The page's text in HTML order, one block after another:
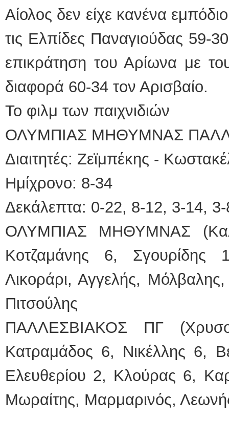
Αίολος δεν είχε κανένα
τις Ελπίδες Παναγιούδας 59-
επικράτηση του Αρίωνα με
διαφορά 60-34 τον Αρισβαίο.
Το φιλμ των παιχνιδιών
ΟΛΥΜΠΙΑΣ ΜΗΘΥΜΝΑΣ
Διαιτητές: Ζεϊμπέκης -
Ημίχρονο: 8-34
Δεκάλεπτα: 0-22, 8-12, 3-14,
ΟΛΥΜΠΙΑΣ ΜΗΘΥΜΝΑΣ
Κοτζαμάνης 6, Σγουρίδης
Λικοράρι, Αγγελής,
Πιτσούλης
ΠΑΛΛΕΣΒΙΑΚΟΣ ΠΓ
Κατραμάδος 6, Νικέλλης 6,
Ελευθερίου 2, Κλούρας 6,
Μωραίτης, Μαρμαρινός,